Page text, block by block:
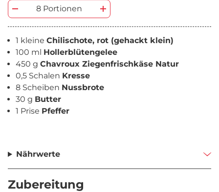
8 Portionen
1 kleine Chilischote, rot (gehackt klein)
100 ml Hollerblütengelee
450 g Chavroux Ziegenfrischkäse Natur
0,5 Schalen Kresse
8 Scheiben Nussbrote
30 g Butter
1 Prise Pfeffer
Nährwerte
Zubereitung